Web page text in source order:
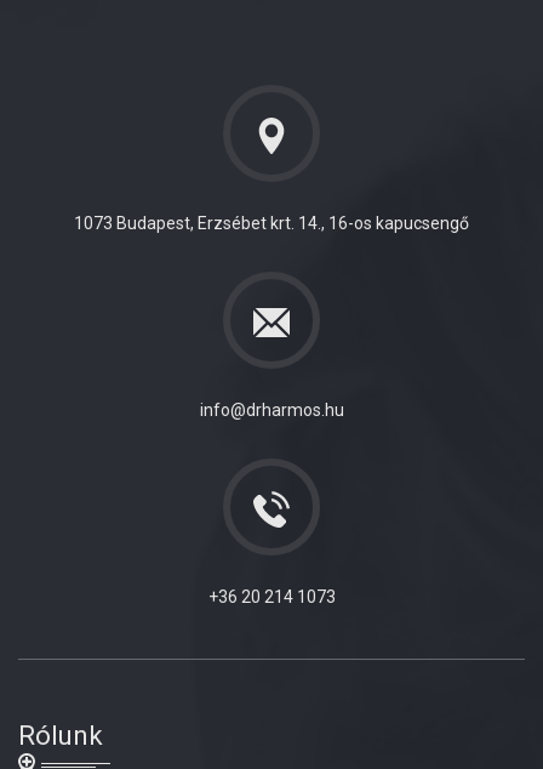
1073 Budapest, Erzsébet krt. 14., 16-os kapucsengő
info@drharmos.hu
+36 20 214 1073
Rólunk